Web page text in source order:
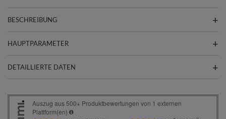
BESCHREIBUNG
HAUPTPARAMETER
DETAILLIERTE DATEN